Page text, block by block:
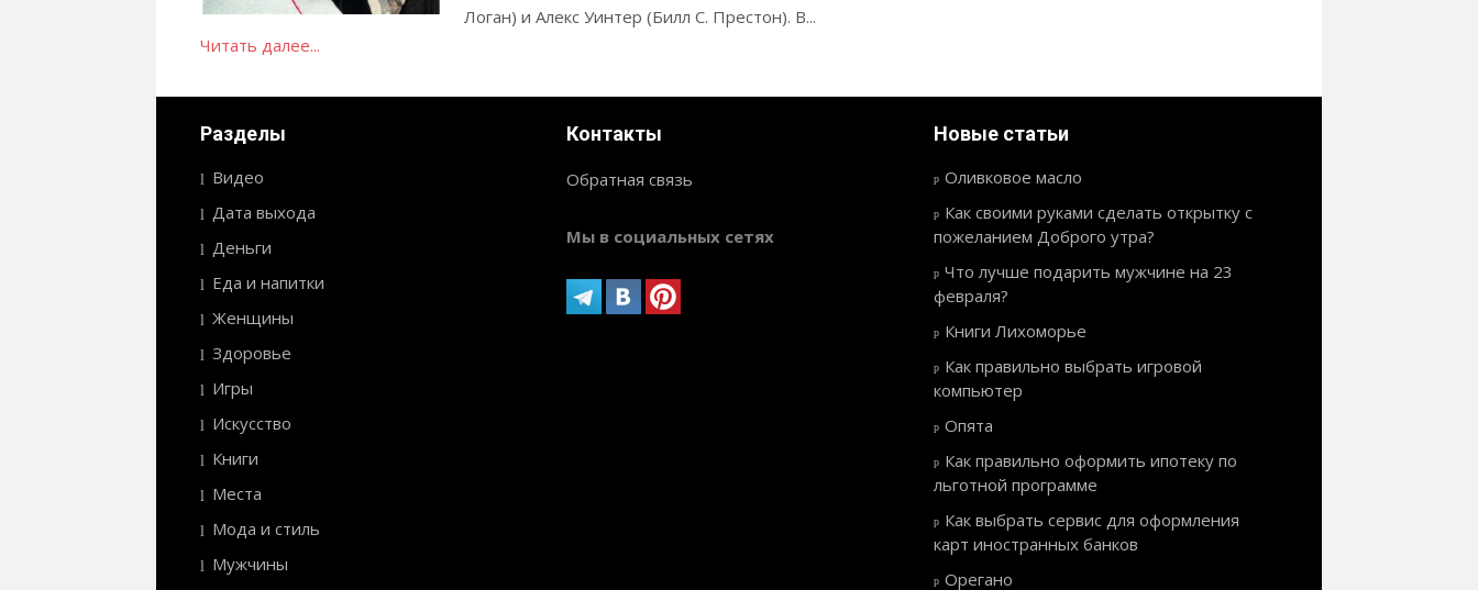
Логан) и Алекс Уинтер (Билл С. Престон). В...
Читать далее...
Разделы
Видео
Дата выхода
Деньги
Еда и напитки
Женщины
Здоровье
Игры
Искусство
Книги
Места
Мода и стиль
Мужчины
Контакты
Обратная связь
Мы в социальных сетях
Новые статьи
Оливковое масло
Как своими руками сделать открытку с
пожеланием Доброго утра?
Что лучше подарить мужчине на 23
февраля?
Книги Лихоморье
Как правильно выбрать игровой
компьютер
Опята
Как правильно оформить ипотеку по
льготной программе
Как выбрать сервис для оформления
карт иностранных банков
Орегано